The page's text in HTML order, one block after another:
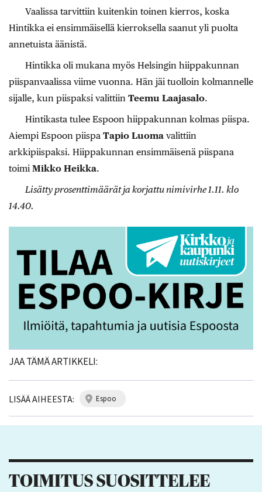
Vaalissa tarvittiin kuitenkin toinen kierros, koska
Hintikka ei ensimmäisellä kierroksella saanut yli puolta
annetuista äänistä.
Hintikka oli mukana myös Helsingin hiippakunnan
piispanvaalissa viime vuonna. Hän jäi tuolloin kolmannelle
sijalle, kun piispaksi valittiin Teemu Laajasalo.
Hintikasta tulee Espoon hiippakunnan kolmas piispa.
Aiempi Espoon piispa Tapio Luoma valittiin
arkkipiispaksi. Hiippakunnan ensimmäisenä piispana
toimi Mikko Heikka.
Lisätty prosenttimäärät ja korjattu nimivirhe 1.11. klo
14.40.
JAA TÄMÄ ARTIKKELI:
LISÄÄ AIHEESTA: espoo
TOIMITUS SUOSITTELEE